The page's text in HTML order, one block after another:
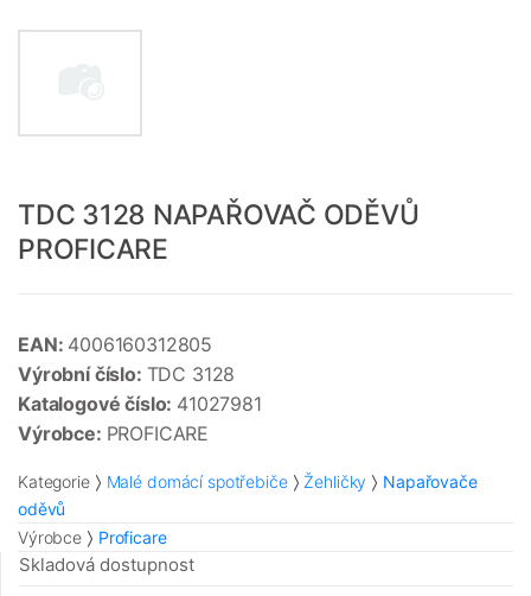
TDC 3128 NAPAŘOVAČ ODĚVŮ
PROFICARE
EAN: 4006160312805
Výrobní číslo: TDC 3128
Katalogové číslo: 41027981
Výrobce: PROFICARE
Kategorie Malé domácí spotřebiče Žehličky
Napařovače
oděvů
Výrobce
Proficare
Skladová dostupnost